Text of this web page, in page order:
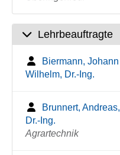
Lehrbeauftragte
Biermann, Johann
Wilhelm, Dr.-Ing.
Brunnert, Andreas,
Dr.-Ing.
Agrartechnik